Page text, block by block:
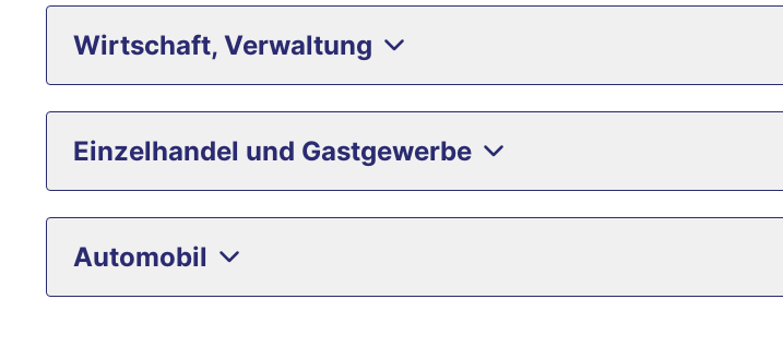
Wirtschaft, Verwaltung
Einzelhandel und Gastgewerbe
Automobil